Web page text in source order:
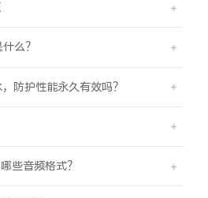
么？
防护性能永久有效吗？
些音频格式？